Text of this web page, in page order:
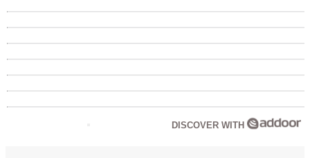
DISCOVER WITH